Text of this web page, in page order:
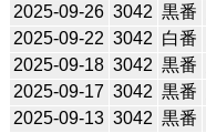
2025-09-26 3042 黒番
2025-09-22 3042 白番
2025-09-18 3042 黒番
2025-09-17 3042 黒番
2025-09-13 3042 黒番